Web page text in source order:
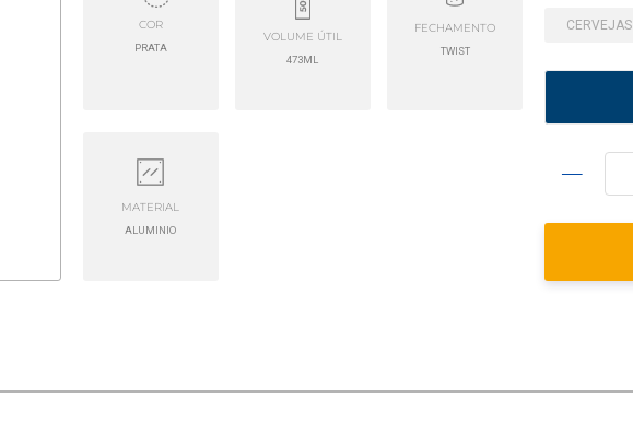
COR
PRATA
VOLUME ÚTIL
473ML
FECHAMENTO
TWIST
MATERIAL
ALUMINIO
CERVEJAS